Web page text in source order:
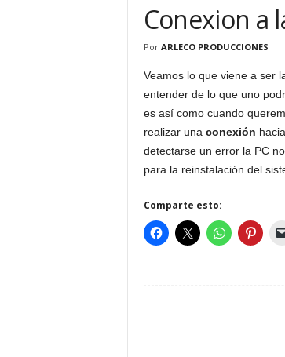
Conexion a
Por ARLECO PRODUCCIONES
Veamos lo que viene a ser
entender de lo que uno
es así como cuando
realizar una conexión
detectarse un error la PC
para la reinstalación del
Comparte esto: